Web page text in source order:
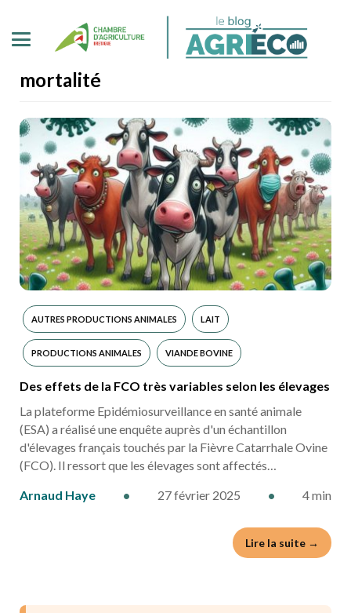
mortalité
AUTRES PRODUCTIONS ANIMALES LAIT
PRODUCTIONS ANIMALES VIANDE BOVINE
Des effets de la FCO très variables selon les élevages
La plateforme Epidémiosurveillance en santé animale
(ESA) a réalisé une enquête auprès d'un échantillon
d'élevages français touchés par la Fièvre Catarrhale Ovine
(FCO). Il ressort que les élevages sont affectés…
Arnaud Haye
• 27 février 2025 • 4 min
Lire la suite →